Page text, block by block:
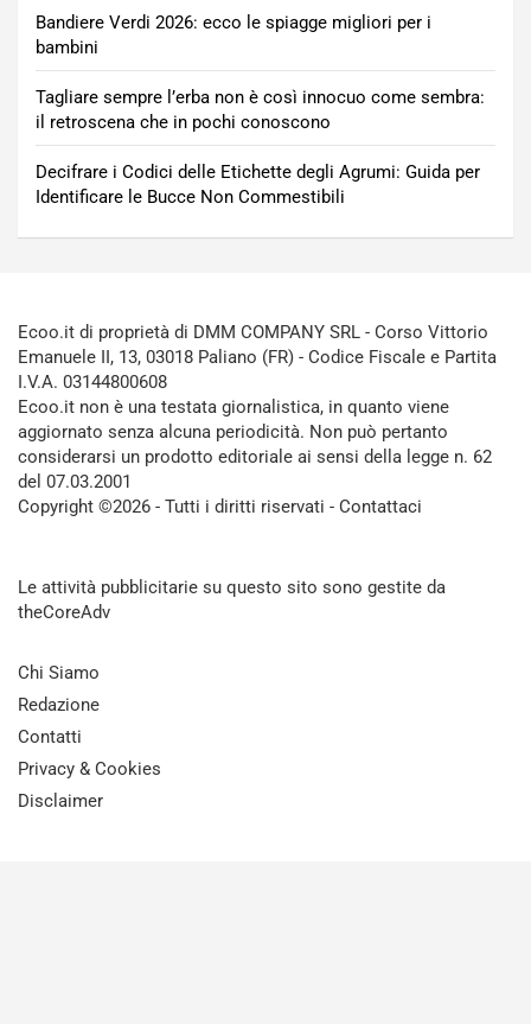
Bandiere Verdi 2026: ecco le spiagge migliori per i
bambini
Tagliare sempre l’erba non è così innocuo come sembra:
il retroscena che in pochi conoscono
Decifrare i Codici delle Etichette degli Agrumi: Guida per
Identificare le Bucce Non Commestibili
Ecoo.it di proprietà di DMM COMPANY SRL - Corso Vittorio
Emanuele II, 13, 03018 Paliano (FR) - Codice Fiscale e Partita
I.V.A. 03144800608
Ecoo.it non è una testata giornalistica, in quanto viene
aggiornato senza alcuna periodicità. Non può pertanto
considerarsi un prodotto editoriale ai sensi della legge n. 62
del 07.03.2001
Copyright ©2026 - Tutti i diritti riservati - Contattaci
Le attività pubblicitarie su questo sito sono gestite da
theCoreAdv
Chi Siamo
Redazione
Contatti
Privacy & Cookies
Disclaimer